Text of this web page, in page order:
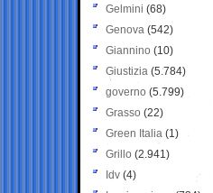
Gelmini (68)
Genova (542)
Giannino (10)
Giustizia (5.784)
governo (5.799)
Grasso (22)
Green Italia (1)
Grillo (2.941)
Idv (4)